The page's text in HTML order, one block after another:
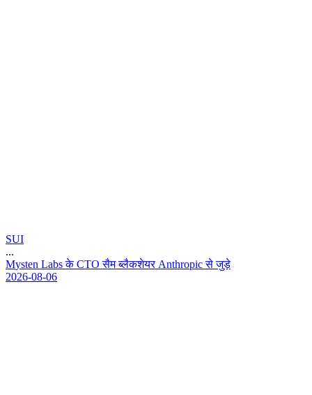
SUI
...
Mysten Labs क CTO सम बलकशयर Anthropic स जड
2026-08-06